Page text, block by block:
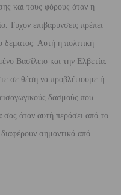
και τους φόρους όταν η
Τυχόν επιβαρύνσεις πρέπει
Αυτή η πολιτική
Βασίλειο και την Ελβετία.
σε θέση να προβλέψουμε ή
δασμούς που
σας όταν αυτή περάσει από το
σημαντικά από